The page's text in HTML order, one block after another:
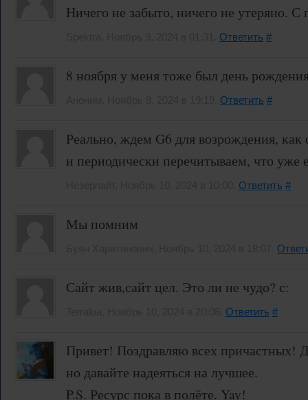
Ничего не забыто, ничего не утеряно.
Ответить #
8 ноября у меня тоже был день
Ответить #
Реально, ждем G6 для возрождения,
и периодически перечитываем, что уже
Ответить #
Мы помним
Сайт жив,сайт цел. Это ли не чудо? с:
Ответить #
Привет! Поздравляю всех причастных!
но давайте надеяться на лучшее.
P.S. Ресурс пока в полёте. Yay!